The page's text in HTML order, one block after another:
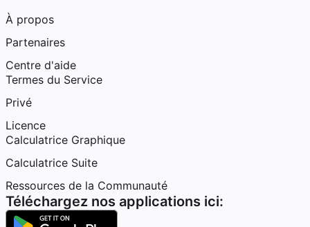
À propos
Partenaires
Centre d'aide
Termes du Service
Privé
Licence
Calculatrice Graphique
Calculatrice Suite
Ressources de la Communauté
Téléchargez nos applications ici: